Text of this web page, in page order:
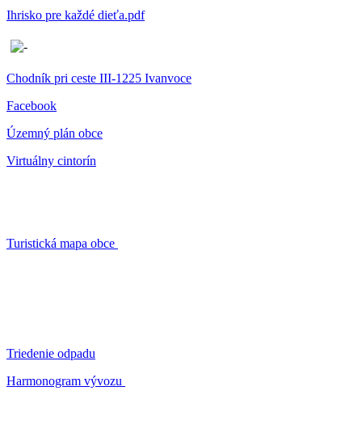
Ihrisko pre každé dieťa.pdf
Chodník pri ceste III-1225 Ivanvoce
Facebook
Územný plán obce
Virtuálny cintorín
Turistická mapa obce
Triedenie odpadu
Harmonogram vývozu